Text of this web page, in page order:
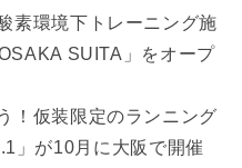
素環境下トレーニング施
SUITA」をオープ
！仮装限定のランニング
」が10月に大阪で開催